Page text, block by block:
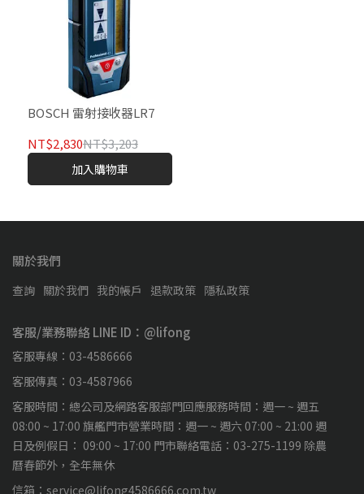
BOSCH 雷射接收器LR7
NT$2,830NT$3,203
加入購物車
關於我們
查詢 關於我們 我的帳戶 退款政策 隱私政策
客服/業務聯絡 LINE ID：@lifong
客服專線：03-4586666
客服傳真：03-4587966
客服時間：總公司及網路客服部門回應服務時間：週一 ~ 週五
08:00 ~ 17:00 旗艦門市營業時間：週一 ~ 週六 07:00 ~ 21:00 週
日及例假日： 09:00 ~ 17:00 門市聯絡電話：03-275-1199 除農
曆春節外，全年無休
信箱：service@lifong4586666.com.tw